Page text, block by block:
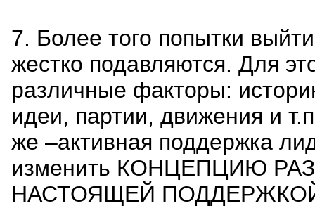
7. Более того попытки
жестко подавляются. Для
различные факторы:
идеи, партии, движения и
же –активная поддержка
изменить КОНЦЕПЦИЮ
НАСТОЯЩЕЙ ПОДДЕРЖКОЙ